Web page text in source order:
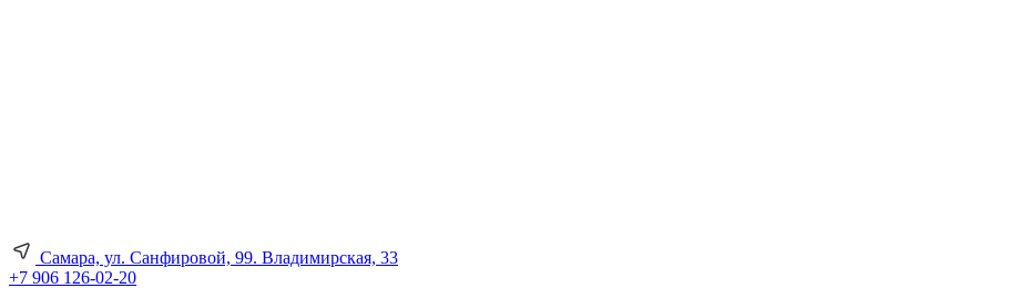
Самара, ул. Санфировой, 99. Владимирская, 33
+7 906 126-02-20